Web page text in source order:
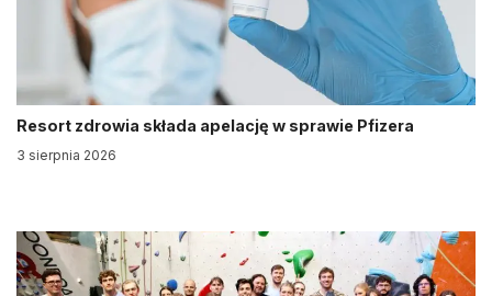
Resort zdrowia składa apelację w sprawie Pfizera
3 sierpnia 2026